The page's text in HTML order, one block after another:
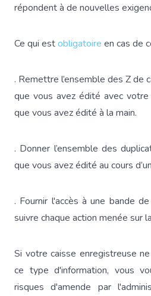
répondent à de nouvelles
Ce qui estobligatoire en cas de
. Remettre l’ensemble des Z de
que vous avez édité avec
que vous avez édité à la main.
. Donner l’ensemble des
que vous avez édité au cours
. Fournir l'accès à une bande
suivre chaque action menée sur
Si votre caisse enregistreuse
ce type d'information, vous
risques d'amende par